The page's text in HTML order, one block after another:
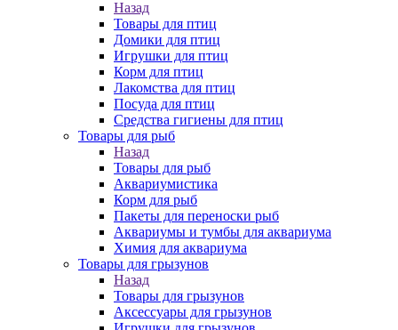
Назад
Товары для птиц
Домики для птиц
Игрушки для птиц
Корм для птиц
Лакомства для птиц
Посуда для птиц
Средства гигиены для птиц
Товары для рыб
Назад
Товары для рыб
Аквариумистика
Корм для рыб
Пакеты для переноски рыб
Аквариумы и тумбы для аквариума
Химия для аквариума
Товары для грызунов
Назад
Товары для грызунов
Аксессуары для грызунов